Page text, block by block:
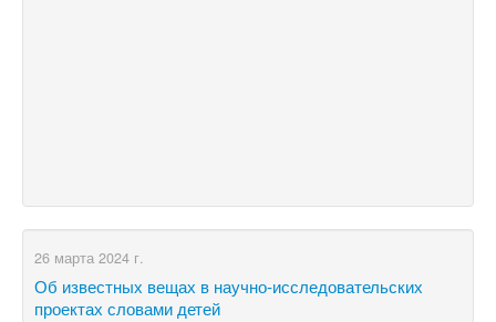
26 марта 2024 г.
Об известных вещах в научно-исследовательских
проектах словами детей